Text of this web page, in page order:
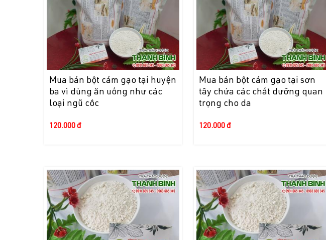
Mua bán bột cám gạo tại huyện
ba vì dùng ăn uống như các
loại ngũ cốc
120.000 đ
Mua bán bột cám gạo tại sơn
tây chứa các chất dưỡng quan
trọng cho da
120.000 đ